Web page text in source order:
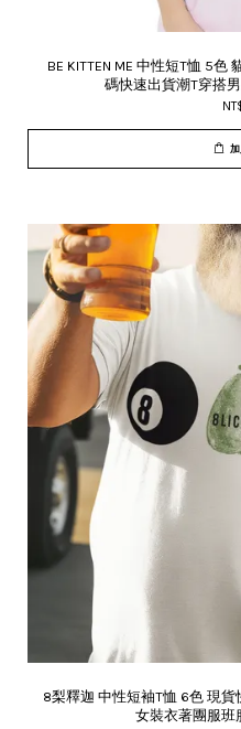
BE KITTEN ME 中性短T恤 5
碼快速出貨潮T穿搭
8梨釋迦 中性短袖T恤 6色 現
女裝衣著團服班